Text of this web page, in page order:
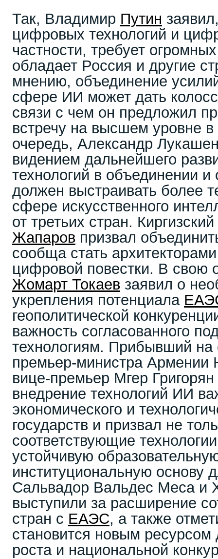
Так, Владимир Путин
цифровых технологий и
частности, требует
обладает Россия и другие
мнению, объединение
сфере ИИ может дать
связи с чем он предложил
встречу на высшем уровне
очередь, Александр
видением дальнейшего
технологий в объединении
должен выстраивать более
сфере искусственного
от третьих стран.
Жапаров призвал
сообща стать
цифровой повестки. В свою
Жомарт Токаев заявил о
укрепления потенциала
геополитической
важность согласованного
технологиям. Прибывший
премьер-министра Армении
вице-премьер Мгер
внедрение технологий ИИ
экономического и
государств и призвал не
соответствующие
устойчивую
институциональную основу
Сальвадор Вальдес Меса и
выступили за расширение
стран с ЕАЭС, а также
становится новым ресурсом
роста и национальной